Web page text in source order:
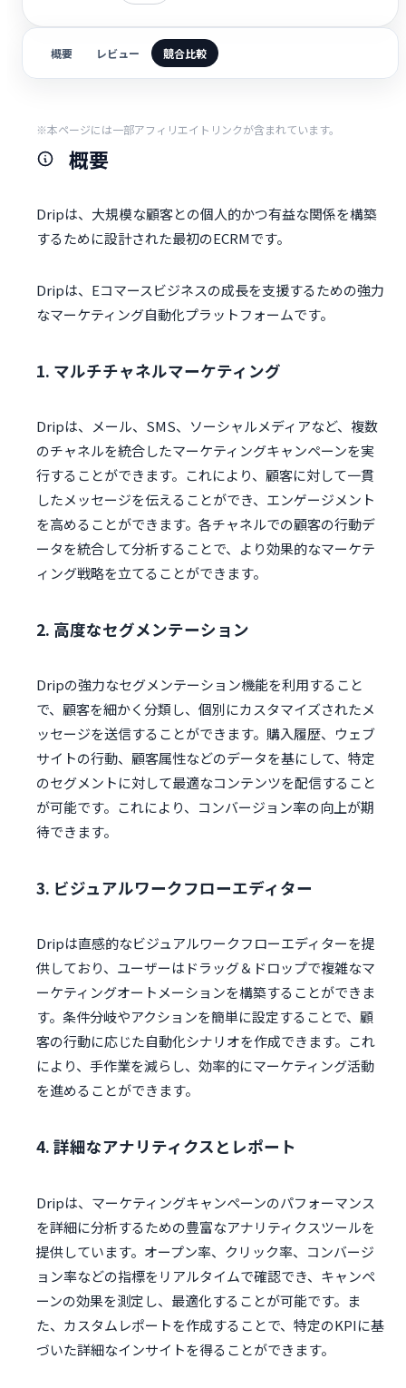
概要 レビュー 競合比較
※本ページには一部アフィリエイトリンクが含まれています。
概要
Dripは、大規模な顧客との個人的かつ有益な関係を構築
するために設計された最初のECRMです。
Dripは、Eコマースビジネスの成長を支援するための強力
なマーケティング自動化プラットフォームです。
1. マルチチャネルマーケティング
Dripは、メール、SMS、ソーシャルメディアなど、複数
のチャネルを統合したマーケティングキャンペーンを実
行することができます。これにより、顧客に対して一貫
したメッセージを伝えることができ、エンゲージメント
を高めることができます。各チャネルでの顧客の行動デ
ータを統合して分析することで、より効果的なマーケテ
ィング戦略を立てることができます。
2. 高度なセグメンテーション
Dripの強力なセグメンテーション機能を利用すること
で、顧客を細かく分類し、個別にカスタマイズされたメ
ッセージを送信することができます。購入履歴、ウェブ
サイトの行動、顧客属性などのデータを基にして、特定
のセグメントに対して最適なコンテンツを配信すること
が可能です。これにより、コンバージョン率の向上が期
待できます。
3. ビジュアルワークフローエディター
Dripは直感的なビジュアルワークフローエディターを提
供しており、ユーザーはドラッグ＆ドロップで複雑なマ
ーケティングオートメーションを構築することができま
す。条件分岐やアクションを簡単に設定することで、顧
客の行動に応じた自動化シナリオを作成できます。これ
により、手作業を減らし、効率的にマーケティング活動
を進めることができます。
4. 詳細なアナリティクスとレポート
Dripは、マーケティングキャンペーンのパフォーマンス
を詳細に分析するための豊富なアナリティクスツールを
提供しています。オープン率、クリック率、コンバージ
ョン率などの指標をリアルタイムで確認でき、キャンペ
ーンの効果を測定し、最適化することが可能です。ま
た、カスタムレポートを作成することで、特定のKPIに基
づいた詳細なインサイトを得ることができます。